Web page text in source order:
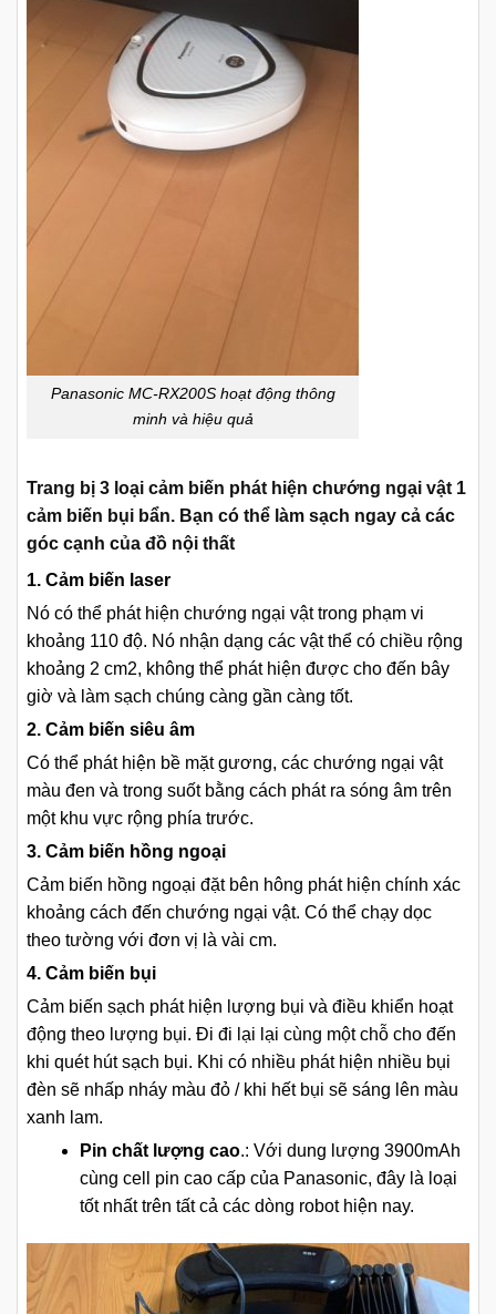
Panasonic MC-RX200S hoạt động thông
minh và hiệu quả
Trang bị 3 loại cảm biến phát hiện chướng ngại vật 1
cảm biến bụi bẩn. Bạn có thể làm sạch ngay cả các
góc cạnh của đồ nội thất
1. Cảm biến laser
Nó có thể phát hiện chướng ngại vật trong phạm vi
khoảng 110 độ. Nó nhận dạng các vật thể có chiều rộng
khoảng 2 cm2, không thể phát hiện được cho đến bây
giờ và làm sạch chúng càng gần càng tốt.
2. Cảm biến siêu âm
Có thể phát hiện bề mặt gương, các chướng ngại vật
màu đen và trong suốt bằng cách phát ra sóng âm trên
một khu vực rộng phía trước.
3. Cảm biến hồng ngoại
Cảm biến hồng ngoại đặt bên hông phát hiện chính xác
khoảng cách đến chướng ngại vật. Có thể chạy dọc
theo tường với đơn vị là vài cm.
4. Cảm biến bụi
Cảm biến sạch phát hiện lượng bụi và điều khiển hoạt
động theo lượng bụi. Đi đi lại lại cùng một chỗ cho đến
khi quét hút sạch bụi. Khi có nhiều phát hiện nhiều bụi
đèn sẽ nhấp nháy màu đỏ / khi hết bụi sẽ sáng lên màu
xanh lam.
Pin chất lượng cao.: Với dung lượng 3900mAh
cùng cell pin cao cấp của Panasonic, đây là loại
tốt nhất trên tất cả các dòng robot hiện nay.